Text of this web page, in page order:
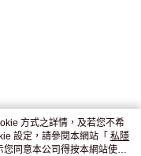
方式之詳情，及若您不希
設定，請參閱本網站「 私隱
同意本公司得按本網站使用